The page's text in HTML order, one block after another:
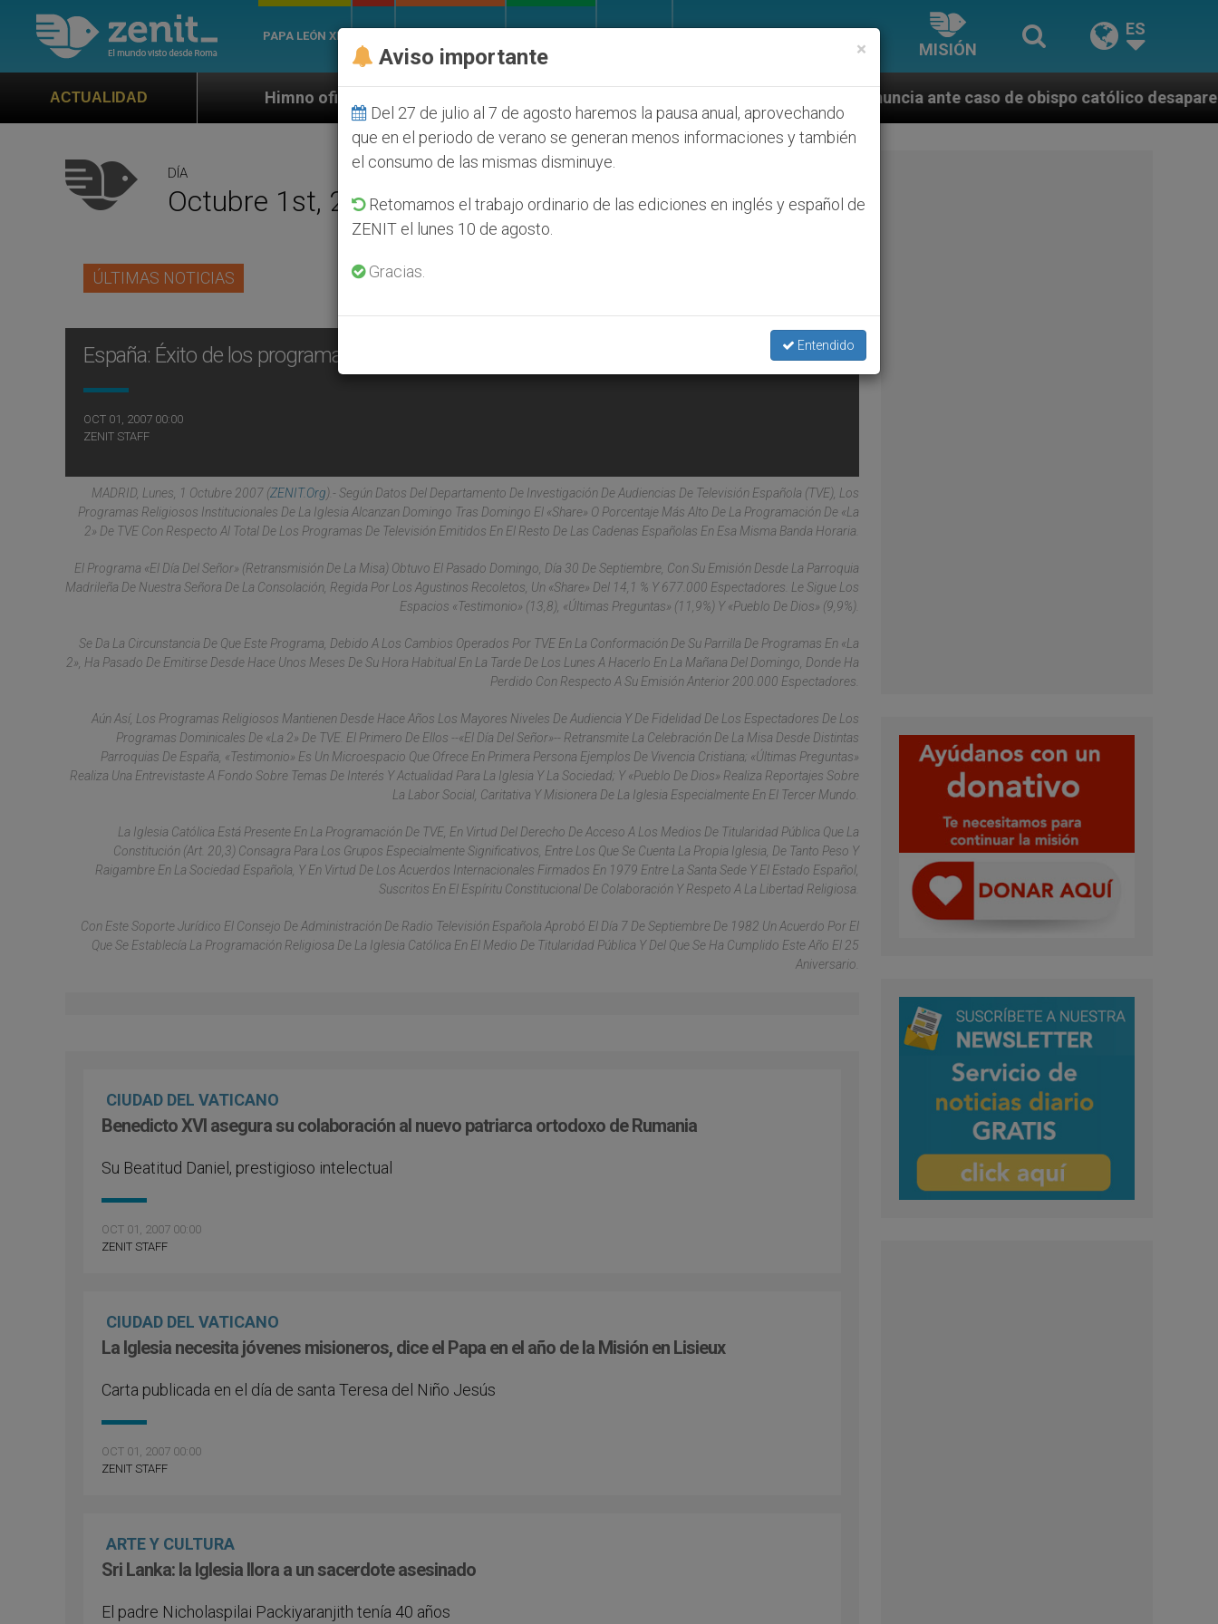
PAPA LEÓN XIV
MISIÓN
ES
ACTUALIDADHimno oficial de la Jornada Mundial de la Juventud Seúl 2027 ONU se pronuncia ante caso de obispo católico desaparecido por la
DÍA
Octubre 1st, 2007
ÚLTIMAS NOTICIAS
España: Éxito de los programas religiosos en el canal público de televisión
OCT 01, 2007 00:00
ZENIT STAFF
MADRID, Lunes, 1 Octubre 2007 (ZENIT.org).- Según Datos Del Departamento De Investigación De Audiencias De Televisión Española (TVE), Los
Programas Religiosos Institucionales De La Iglesia Alcanzan Domingo Tras Domingo El «share» O Porcentaje Más Alto De La Programación De «La
2» De TVE Con Respecto Al Total De Los Programas De Televisión Emitidos En El Resto De Las Cadenas Españolas En Esa Misma Banda Horaria.
El Programa «El Día Del Señor» (retransmisión De La Misa) Obtuvo El Pasado Domingo, Día 30 De Septiembre, Con Su Emisión Desde La Parroquia
Madrileña De Nuestra Señora De La Consolación, Regida Por Los Agustinos Recoletos, Un «share» Del 14,1 % Y 677.000 Espectadores. Le Sigue Los
Espacios «Testimonio» (13,8), «Últimas Preguntas» (11,9%) Y «Pueblo De Dios» (9,9%).
Se Da La Circunstancia De Que Este Programa, Debido A Los Cambios Operados Por TVE En La Conformación De Su Parrilla De Programas En «La
2», Ha Pasado De Emitirse Desde Hace Unos Meses De Su Hora Habitual En La Tarde De Los Lunes A Hacerlo En La Mañana Del Domingo, Donde Ha
Perdido Con Respecto A Su Emisión Anterior 200.000 Espectadores.
Aún Así, Los Programas Religiosos Mantienen Desde Hace Años Los Mayores Niveles De Audiencia Y De Fidelidad De Los Espectadores De Los
Programas Dominicales De «La 2» De TVE. El Primero De Ellos --«El Día Del Señor»-- Retransmite La Celebración De La Misa Desde Distintas
Parroquias De España, «Testimonio» Es Un Microespacio Que Ofrece En Primera Persona Ejemplos De Vivencia Cristiana; «Últimas Preguntas»
Realiza Una Entrevistaste A Fondo Sobre Temas De Interés Y Actualidad Para La Iglesia Y La Sociedad; Y «Pueblo De Dios» Realiza Reportajes Sobre
La Labor Social, Caritativa Y Misionera De La Iglesia Especialmente En El Tercer Mundo.
La Iglesia Católica Está Presente En La Programación De TVE, En Virtud Del Derecho De Acceso A Los Medios De Titularidad Pública Que La
Constitución (Art. 20,3) Consagra Para Los Grupos Especialmente Significativos, Entre Los Que Se Cuenta La Propia Iglesia, De Tanto Peso Y
Raigambre En La Sociedad Española, Y En Virtud De Los Acuerdos Internacionales Firmados En 1979 Entre La Santa Sede Y El Estado Español,
Suscritos En El Espíritu Constitucional De Colaboración Y Respeto A La Libertad Religiosa.
Con Este Soporte Jurídico El Consejo De Administración De Radio Televisión Española Aprobó El Día 7 De Septiembre De 1982 Un Acuerdo Por El
Que Se Establecía La Programación Religiosa De La Iglesia Católica En El Medio De Titularidad Pública Y Del Que Se Ha Cumplido Este Año El 25
Aniversario.
CIUDAD DEL VATICANO
Benedicto XVI asegura su colaboración al nuevo patriarca ortodoxo de Rumania
Su Beatitud Daniel, prestigioso intelectual
OCT 01, 2007 00:00
ZENIT STAFF
CIUDAD DEL VATICANO
La Iglesia necesita jóvenes misioneros, dice el Papa en el año de la Misión en Lisieux
Carta publicada en el día de santa Teresa del Niño Jesús
OCT 01, 2007 00:00
ZENIT STAFF
ARTE Y CULTURA
Sri Lanka: la Iglesia llora a un sacerdote asesinado
El padre Nicholaspilai Packiyaranjith tenía 40 años
×
Aviso importante
Del 27 de julio al 7 de agosto haremos la pausa anual, aprovechando
que en el periodo de verano se generan menos informaciones y también
el consumo de las mismas disminuye.
Retomamos el trabajo ordinario de las ediciones en inglés y español de
ZENIT el lunes 10 de agosto.
Gracias.
Entendido